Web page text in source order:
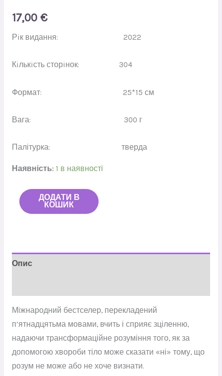
17,00 €
Рiк видання: 2022
Кiлькiсть сторiнок: 304
Формат: 25*15 см
Вага: 300 г
Палітурка: тверда
Наявність: 1 в наявності
ДОДАТИ В
КОШИК
Опис
Міжнародний бестселер, перекладений
п’ятнадцятьма мовами, вчить і сприяє зціленню,
надаючи трансформаційне розуміння того, як за
допомогою хвороби тіло може сказати «ні» тому, що
розум не може або не хоче визнати.